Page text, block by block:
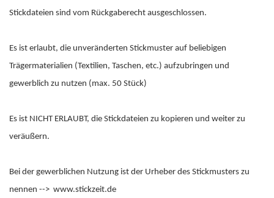
Stickdateien sind vom Rückgaberecht ausgeschlossen.
Es ist erlaubt, die unveränderten Stickmuster auf beliebigen
Trägermaterialien (Textilien, Taschen, etc.) aufzubringen und
gewerblich zu nutzen (max. 50 Stück)
Es ist NICHT ERLAUBT, die Stickdateien zu kopieren und weiter zu
veräußern.
Bei der gewerblichen Nutzung ist der Urheber des Stickmusters zu
nennen --> www.stickzeit.de